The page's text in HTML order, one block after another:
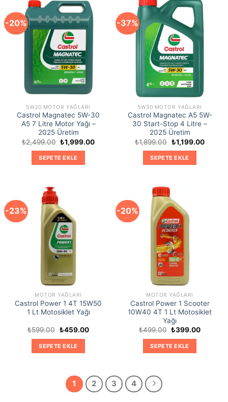
-20%
5W30 MOTOR YAĞLARI
Castrol Magnatec 5W-30
A5 7 Litre Motor Yağı –
2025 Üretim
₺2,499.00 Orijinal
fiyat:
₺2,499.00.
₺1,999.00Şu
SEPETE EKLE
-37%
5W30 MOTOR YAĞLARI
Castrol Magnatec A5 5W-
30 Start-Stop 4 Litre –
2025 Üretim
₺1,899.00 Orijinal
fiyat:
₺1,899.00.
₺1,199.00Şu
SEPETE EKLE
-23%
MOTOR YAĞLARI
Castrol Power 1 4T 15W50
1 Lt Motosiklet Yağı
₺599.00 Orijinal
₺599.00.
₺459.00Şu
SEPETE EKLE
-20%
MOTOR YAĞLARI
Castrol Power 1 Scooter
10W40 4T 1 Lt Motosiklet
Yağı
₺499.00 Orijinal
₺499.00.
₺399.00Şu
SEPETE EKLE
1 2 3 4